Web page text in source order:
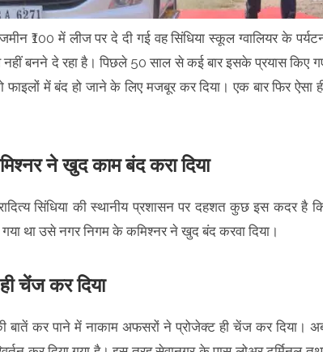
₹100 में लीज पर दे दी गई वह सिंधिया स्कूल ग्वालियर के
बनने दे रहा है। पिछले 50 साल से कई बार इसके प्रयास किए
में बंद हो जाने के लिए मजबूर कर दिया। एक बार फिर ऐसा
ने खुद काम बंद करा दिया
सिंधिया की स्थानीय प्रशासन पर दहशत कुछ इस कदर है
गया था उसे नगर निगम के कमिश्नर ने खुद बंद करवा दिया।
चेंज कर दिया
बातें कर पाने में नाकाम अफसरों ने प्रोजेक्ट ही चेंज कर दिया।